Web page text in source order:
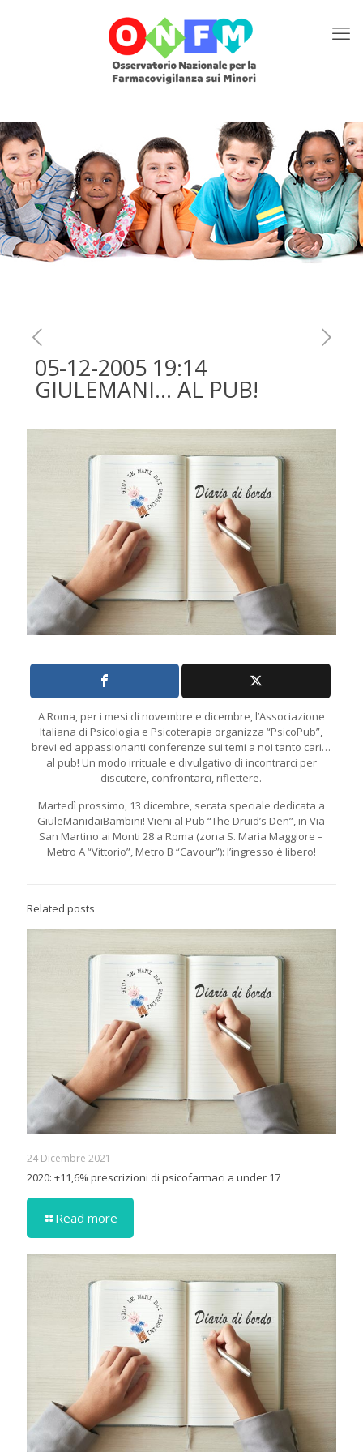
05-12-2005 19:14
GIULEMANI… AL PUB!
A Roma, per i mesi di novembre e dicembre, l’Associazione
Italiana di Psicologia e Psicoterapia organizza “PsicoPub”,
brevi ed appassionanti conferenze sui temi a noi tanto cari…
al pub! Un modo irrituale e divulgativo di incontrarci per
discutere, confrontarci, riflettere.
Martedì prossimo, 13 dicembre, serata speciale dedicata a
GiuleManidaiBambini! Vieni al Pub “The Druid’s Den”, in Via
San Martino ai Monti 28 a Roma (zona S. Maria Maggiore –
Metro A “Vittorio”, Metro B “Cavour”): l’ingresso è libero!
Related posts
24 Dicembre 2021
2020: +11,6% prescrizioni di psicofarmaci a under 17
Read more